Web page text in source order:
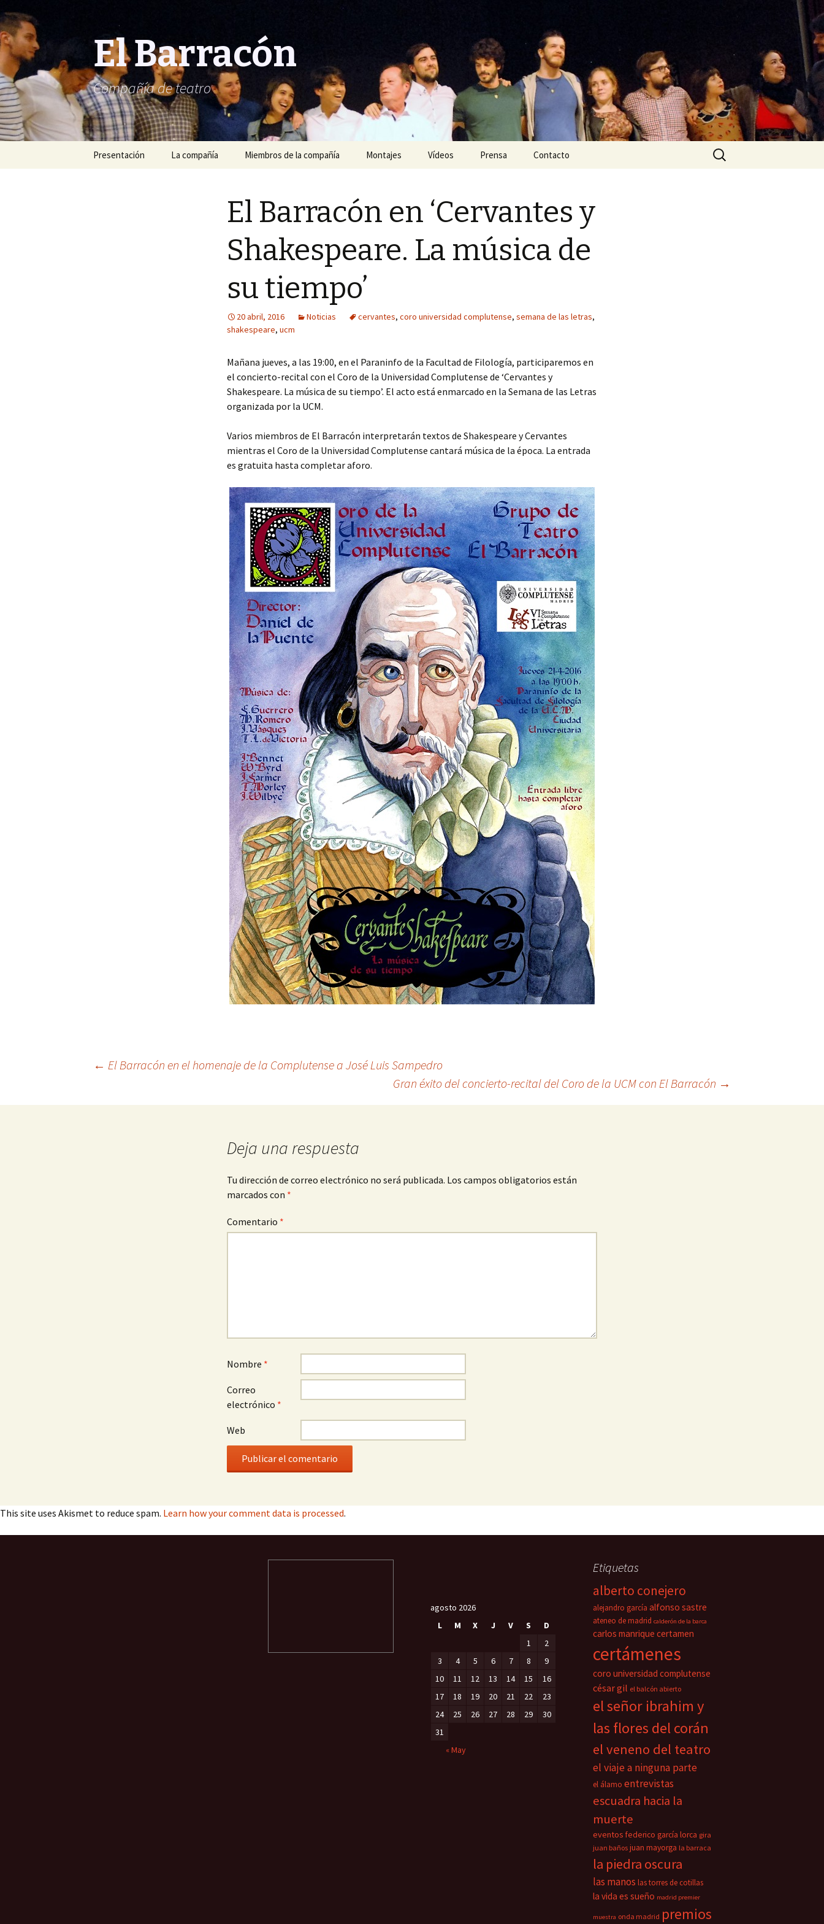
El Barracón
Compañía de teatro
Presentación La compañía Miembros de la compañía Montajes Vídeos Prensa
Año 2019
Año 2018
Año 2015
Año 2013
Año 2011
Contacto
Buscar:
El Barracón en ‘Cervantes y
Shakespeare. La música de
su tiempo’
20 abril, 2016 Noticias cervantes, coro universidad complutense, semana de las letras,
shakespeare, ucm
Mañana jueves, a las 19:00, en el Paraninfo de la Facultad de Filología, participaremos en
el concierto-recital con el Coro de la Universidad Complutense de ‘Cervantes y
Shakespeare. La música de su tiempo’. El acto está enmarcado en la Semana de las Letras
organizada por la UCM.
Varios miembros de El Barracón interpretarán textos de Shakespeare y Cervantes
mientras el Coro de la Universidad Complutense cantará música de la época. La entrada
es gratuita hasta completar aforo.
Navegación
de
← El Barracón en el homenaje de la Complutense a José Luis Sampedro
Gran éxito del concierto-recital del Coro de la UCM con El Barracón →
Deja una respuesta
Tu dirección de correo electrónico no será publicada. Los campos obligatorios están
marcados con *
Comentario *
Nombre *
Correo
electrónico *
Web
This site uses Akismet to reduce spam. Learn how your comment data is processed.
Etiquetas
alberto conejero
alejandro garcía alfonso sastre
ateneo de madrid calderón de la barca
carlos manrique certamen
certámenes
coro universidad complutense
césar gil el balcón abierto
el señor ibrahim y
las flores del corán
el veneno del teatro
el viaje a ninguna parte
el álamo entrevistas
escuadra hacia la
muerte
eventos federico garcía lorca gira
juan baños juan mayorga la barraca
la piedra oscura
las manos las torres de cotillas
la vida es sueño madrid premier
muestra onda madrid premios
agosto 2026
L
M X J V S
D
1
2
3
4 5 6 7 8
9
10
11 12 13 14 15
16
17
18 19 20 21 22
23
24
25 26 27 28 29
30
31
« May